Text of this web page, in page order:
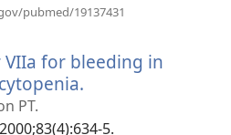
pubmed/19137431
視
窗）
for bleeding in
新
PT.
5.